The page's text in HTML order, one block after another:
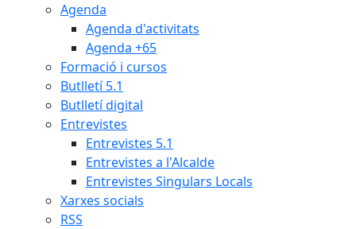
Agenda
Agenda d'activitats
Agenda +65
Formació i cursos
Butlletí 5.1
Butlletí digital
Entrevistes
Entrevistes 5.1
Entrevistes a l'Alcalde
Entrevistes Singulars Locals
Xarxes socials
RSS